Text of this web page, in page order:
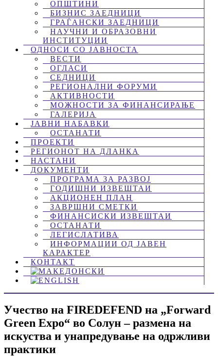
ОПШТИНИ
БИЗНИС ЗАЕДНИЦИ
ГРАЃАНСКИ ЗАЕДНИЦИ
НАУЧНИ И ОБРАЗОВНИ
ИНСТИТУЦИИ
ОДНОСИ СО ЈАВНОСТА
ВЕСТИ
ОГЛАСИ
СЕДНИЦИ
РЕГИОНАЛНИ ФОРУМИ
АКТИВНОСТИ
МОЖНОСТИ ЗА ФИНАНСИРАЊЕ
ГАЛЕРИЈА
ЈАВНИ НАБАВКИ
ОСТАНАТИ
ПРОЕКТИ
РЕГИОНОТ НА ДЛАНКА
НАСТАНИ
ДОКУМЕНТИ
ПРОГРАМА ЗА РАЗВОЈ
ГОДИШНИ ИЗВЕШТАИ
АКЦИОНЕН ПЛАН
ЗАВРШНИ СМЕТКИ
ФИНАНСИСКИ ИЗВЕШТАИ
ОСТАНАТИ
ЛЕГИСЛАТИВА
ИНФОРМАЦИИ ОД ЈАВЕН
КАРАКТЕР
КОНТАКТ
Учество на FIREDEFEND на „Forward
Green Expo“ во Солун – размена на
искуства и унапредување на одржливи
практики